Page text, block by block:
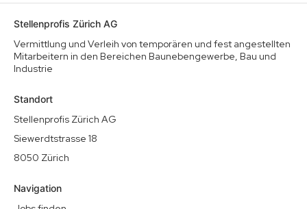
Stellenprofis Zürich AG
Vermittlung und Verleih von temporären und fest angestellten
Mitarbeitern in den Bereichen Baunebengewerbe, Bau und
Industrie
Standort
Stellenprofis Zürich AG
Siewerdtstrasse 18
8050 Zürich
Navigation